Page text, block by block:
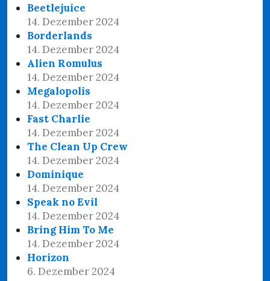
Beetlejuice
14. Dezember 2024
Borderlands
14. Dezember 2024
Alien Romulus
14. Dezember 2024
Megalopolis
14. Dezember 2024
Fast Charlie
14. Dezember 2024
The Clean Up Crew
14. Dezember 2024
Dominique
14. Dezember 2024
Speak no Evil
14. Dezember 2024
Bring Him To Me
14. Dezember 2024
Horizon
6. Dezember 2024